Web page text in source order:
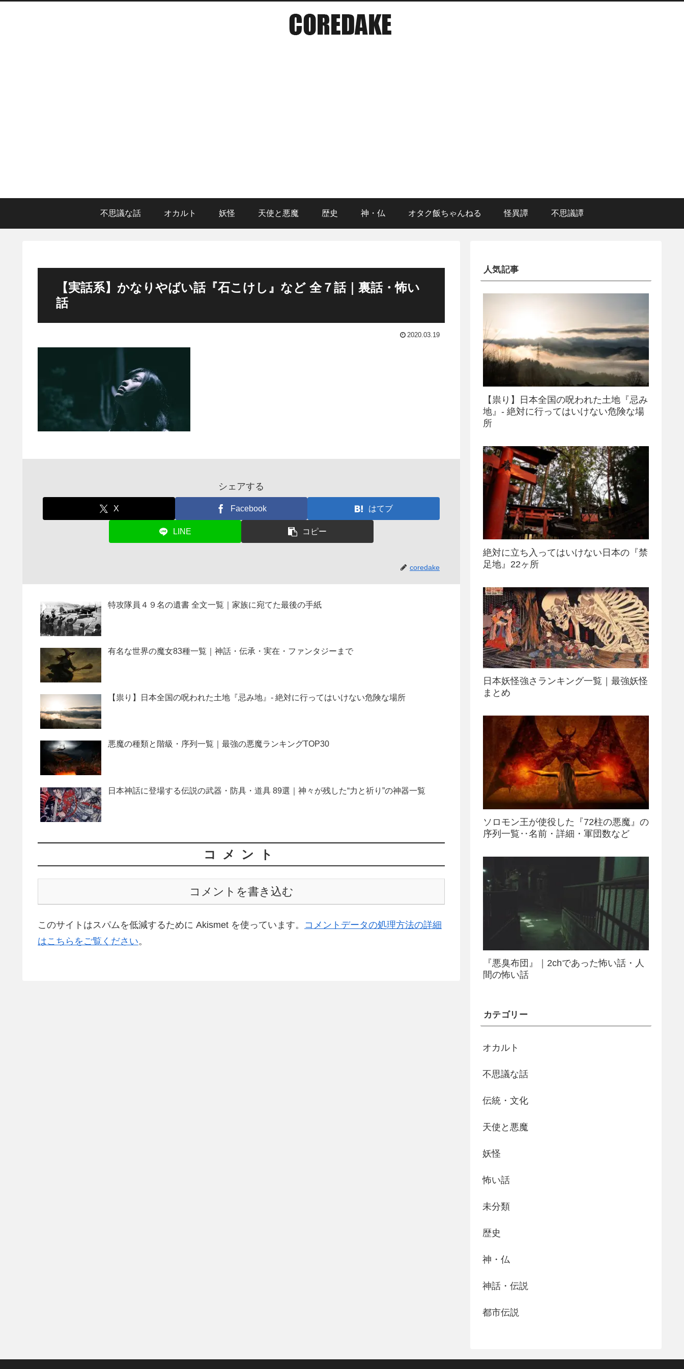
不思議な話 オカルト 妖怪 天使と悪魔 歴史 神・仏 オタク飯ちゃんねる 怪異譚 不思議譚
【実話系】かなりやばい話『石こけし』など 全７話｜裏話・怖い
話
2020.03.19
シェアする
X Facebook はてブ
LINE コピー
coredake
特攻隊員４９名の遺書 全文一覧｜家族に宛てた最後の手紙
有名な世界の魔女83種一覧｜神話・伝承・実在・ファンタジーまで
【祟り】日本全国の呪われた土地『忌み地』- 絶対に行ってはいけない危険な場所
悪魔の種類と階級・序列一覧｜最強の悪魔ランキングTOP30
日本神話に登場する伝説の武器・防具・道具 89選｜神々が残した“力と祈り”の神器一覧
コメント
コメントを書き込む
このサイトはスパムを低減するために Akismet を使っています。 コメントデータの処理方法の詳細
はこちらをご覧ください。
人気記事
【祟り】日本全国の呪われた土地『忌み
地』- 絶対に行ってはいけない危険な場
所
絶対に立ち入ってはいけない日本の『禁
足地』22ヶ所
日本妖怪強さランキング一覧｜最強妖怪
まとめ
ソロモン王が使役した『72柱の悪魔』の
序列一覧‥名前・詳細・軍団数など
『悪臭布団』｜2chであった怖い話・人
間の怖い話
カテゴリー
オカルト
不思議な話
伝統・文化
天使と悪魔
妖怪
怖い話
未分類
歴史
神・仏
神話・伝説
都市伝説